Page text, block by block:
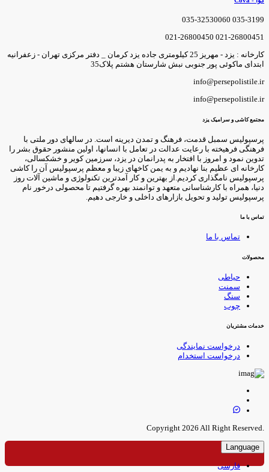
035-3199 035-
021-26800451 021-
کارخانه : یزد - مهریز 25 کیلومتری جاده یزد کرمان _ دفتر مرکزی تهران - زعفرانیه
ماکوئی پور جنوبی نبش شارستان هشتم پلاک35
کاشی و سرامیک یزد
سمبل قدمت، فرهنگ و تمدن دیرینه است. در سالهای دور ملتی با
فرهیخته با رعایت عدالت در تعامل با انسانها، اولین منشور حقوق بشر را
نمود و امروز با افتخار به پدرانمان در یزد، سرزمین کویر و خشکسالی،
ای عظیم بنا نهادیم و به یمن کاخهای زیبا و معظم پرسپولیس آن را کاشی
نامگذاری کردیم.از بهترین و کار آمدترین تکنولوژی و ماشین آلات روز
همراه با کارشناسانی متعهد و توانمند بهره گرفتیم تا محصولی درخور نام
تولید و تحویل بازارهای داخلی و خارجی دهیم.
با ما
تماس با ما
حیاطی
سمنت
سنگ
چوب
مشتریان
درخواست نمایندگی
درخواست استخدام
Language
فارسی